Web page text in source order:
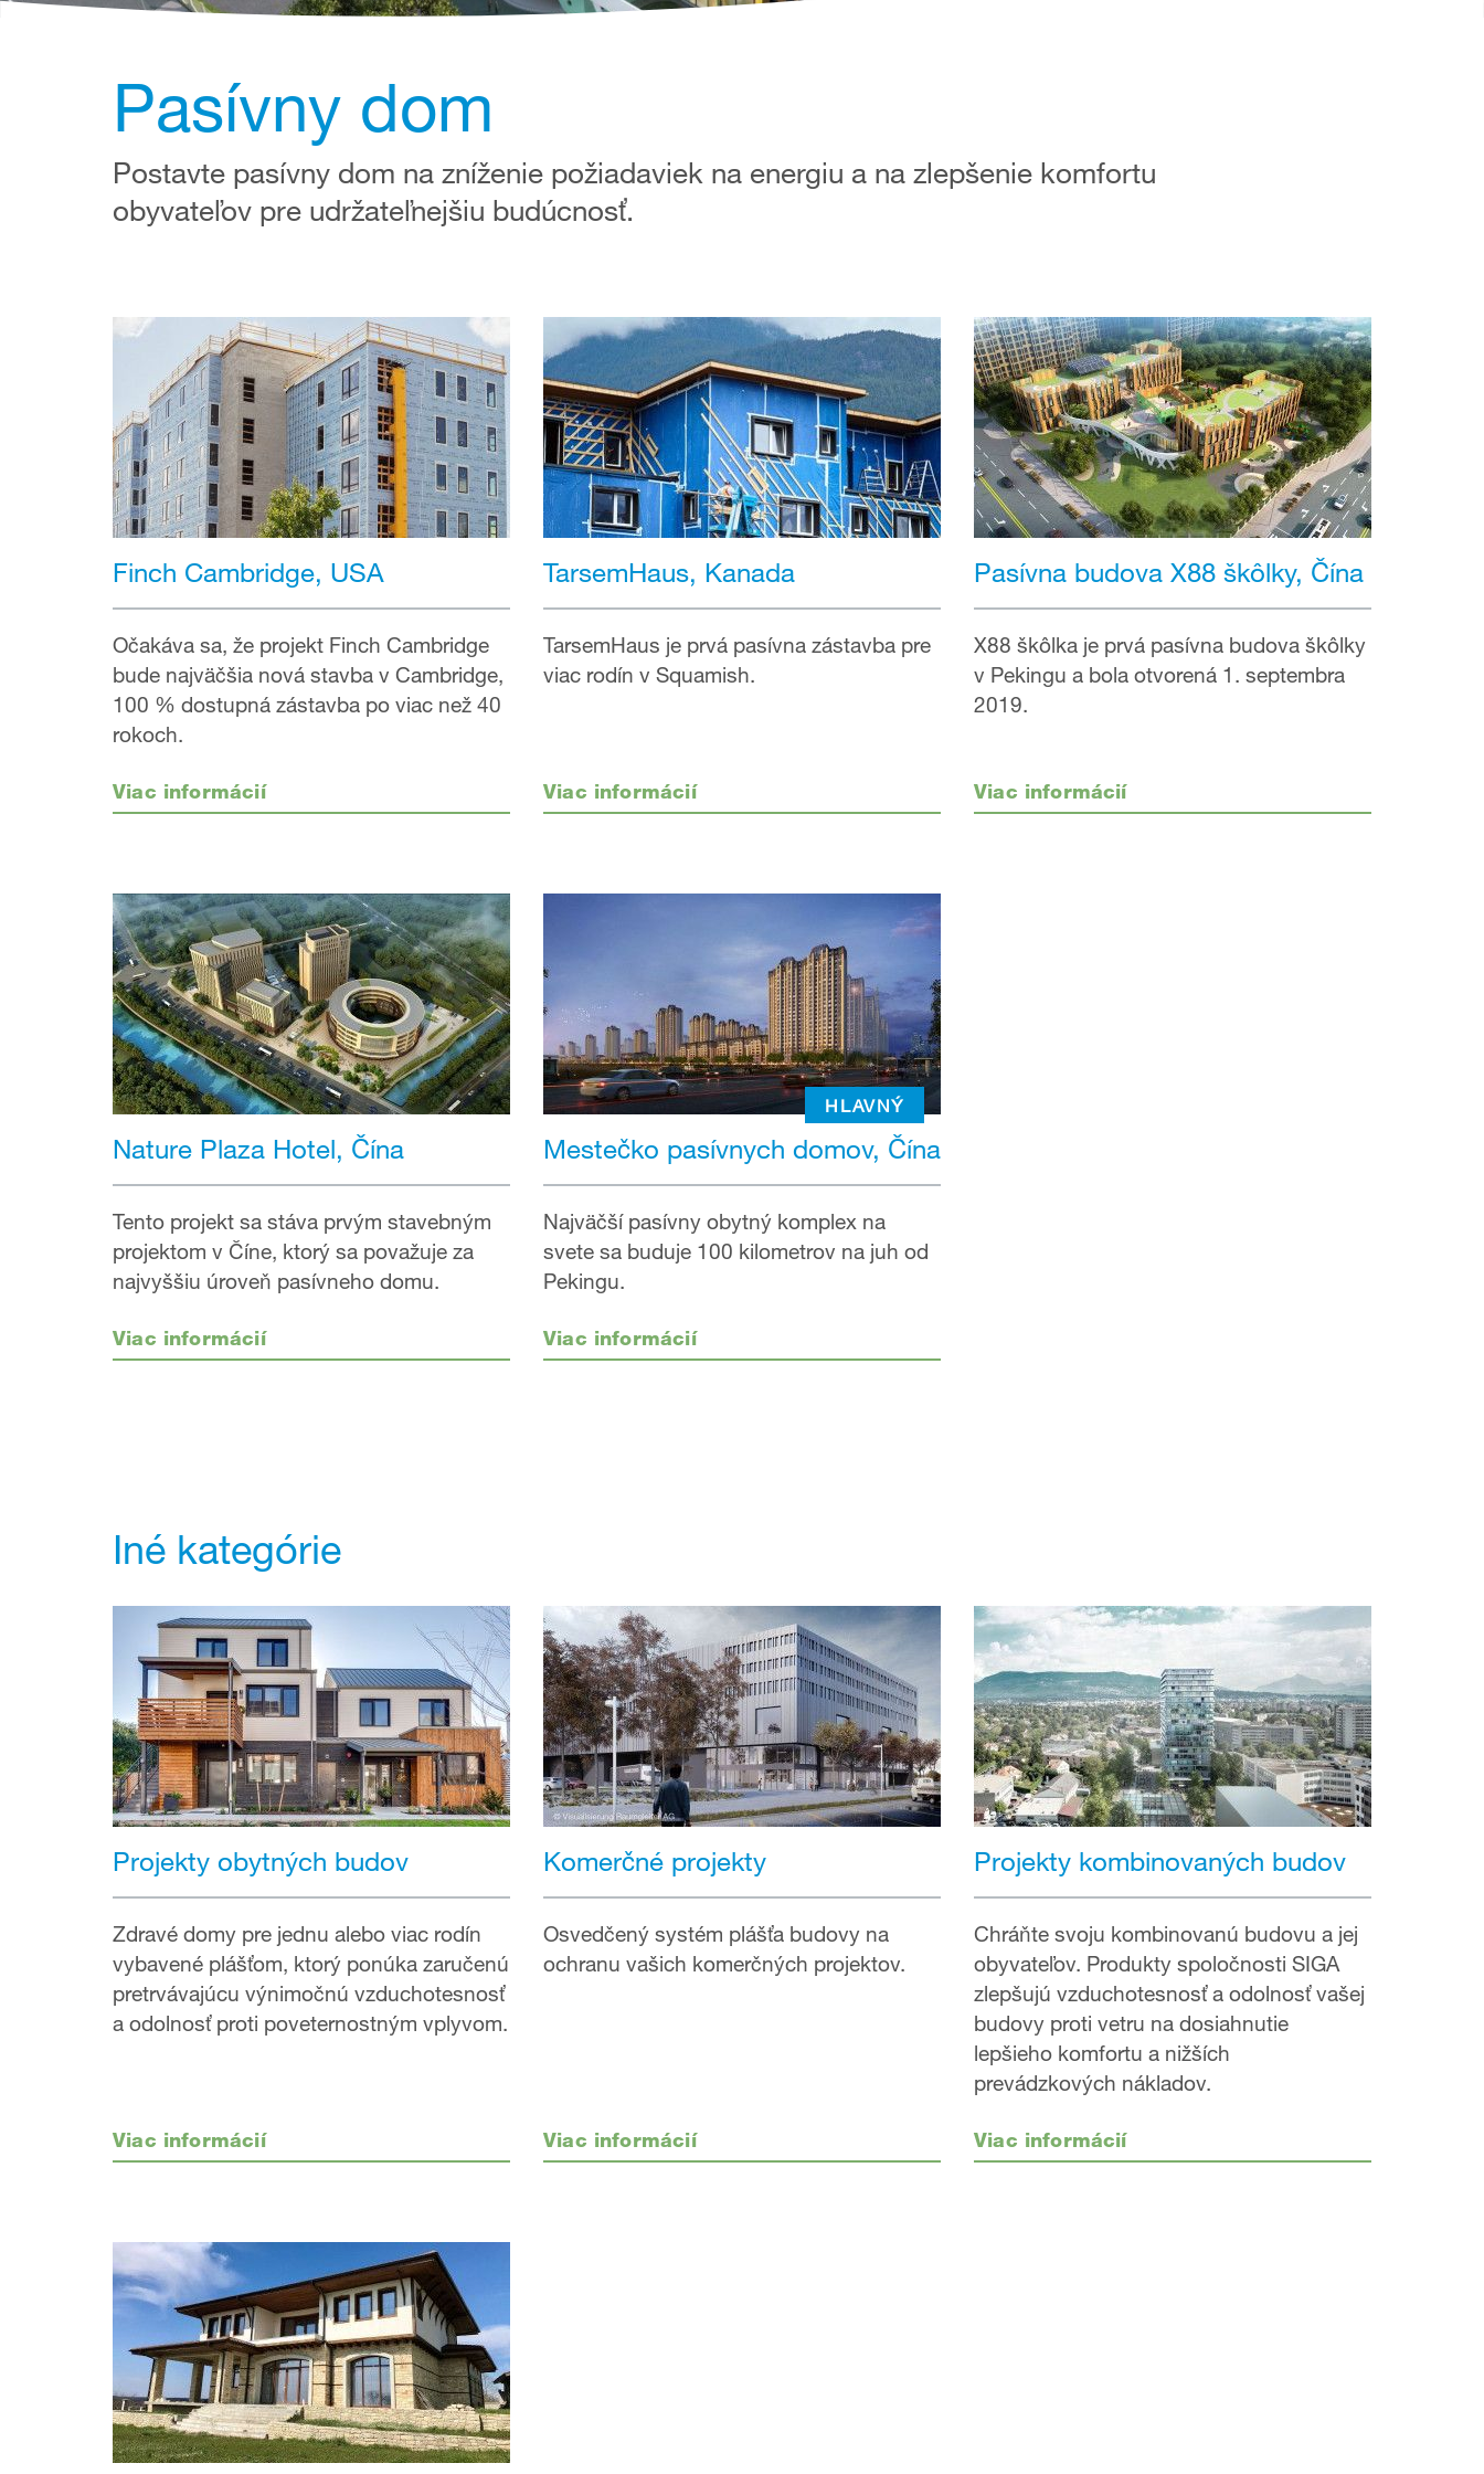
Pasívny dom
Postavte pasívny dom na zníženie požiadaviek na energiu a na zlepšenie komfortu
obyvateľov pre udržateľnejšiu budúcnosť.
Finch Cambridge, USA
Očakáva sa, že projekt Finch Cambridge
bude najväčšia nová stavba v Cambridge,
100 % dostupná zástavba po viac než 40
rokoch.
Viac informácií
TarsemHaus, Kanada
TarsemHaus je prvá pasívna zástavba pre
viac rodín v Squamish.
Viac informácií
Pasívna budova X88 škôlky, Čína
X88 škôlka je prvá pasívna budova škôlky
v Pekingu a bola otvorená 1. septembra
2019.
Viac informácií
Nature Plaza Hotel, Čína
Tento projekt sa stáva prvým stavebným
projektom v Číne, ktorý sa považuje za
najvyššiu úroveň pasívneho domu.
Viac informácií
HLAVNÝ
Mestečko pasívnych domov, Čína
Najväčší pasívny obytný komplex na
svete sa buduje 100 kilometrov na juh od
Pekingu.
Viac informácií
Iné kategórie
Projekty obytných budov
Zdravé domy pre jednu alebo viac rodín
vybavené plášťom, ktorý ponúka zaručenú
pretrvávajúcu výnimočnú vzduchotesnosť
a odolnosť proti poveternostným vplyvom.
Viac informácií
Komerčné projekty
Osvedčený systém plášťa budovy na
ochranu vašich komerčných projektov.
Viac informácií
Projekty kombinovaných budov
Chráňte svoju kombinovanú budovu a jej
obyvateľov. Produkty spoločnosti SIGA
zlepšujú vzduchotesnosť a odolnosť vašej
budovy proti vetru na dosiahnutie
lepšieho komfortu a nižších
prevádzkových nákladov.
Viac informácií